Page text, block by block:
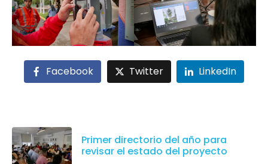
Facebook Twitter LinkedIn
Primer directorio del año para
revisar el estado del proyecto